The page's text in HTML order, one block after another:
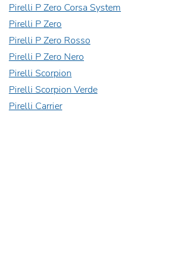
Pirelli P Zero Corsa System
Pirelli P Zero
Pirelli P Zero Rosso
Pirelli P Zero Nero
Pirelli Scorpion
Pirelli Scorpion Verde
Pirelli Carrier